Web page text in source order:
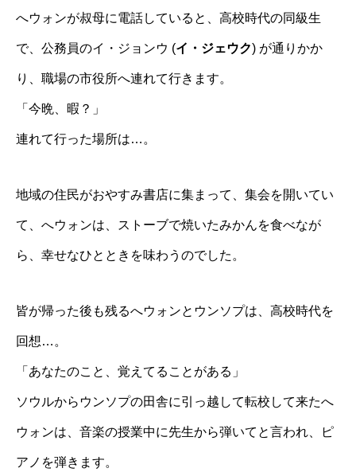
へウォンが叔母に電話していると、高校時代の同級生
で、公務員のイ・ジョンウ (イ・ジェウク) が通りかか
り、職場の市役所へ連れて行きます。
「今晩、暇？」
連れて行った場所は…。
地域の住民がおやすみ書店に集まって、集会を開いてい
て、へウォンは、ストーブで焼いたみかんを食べなが
ら、幸せなひとときを味わうのでした。
皆が帰った後も残るへウォンとウンソプは、高校時代を
回想…。
「あなたのこと、覚えてることがある」
ソウルからウンソプの田舎に引っ越して転校して来たへ
ウォンは、音楽の授業中に先生から弾いてと言われ、ピ
アノを弾きます。